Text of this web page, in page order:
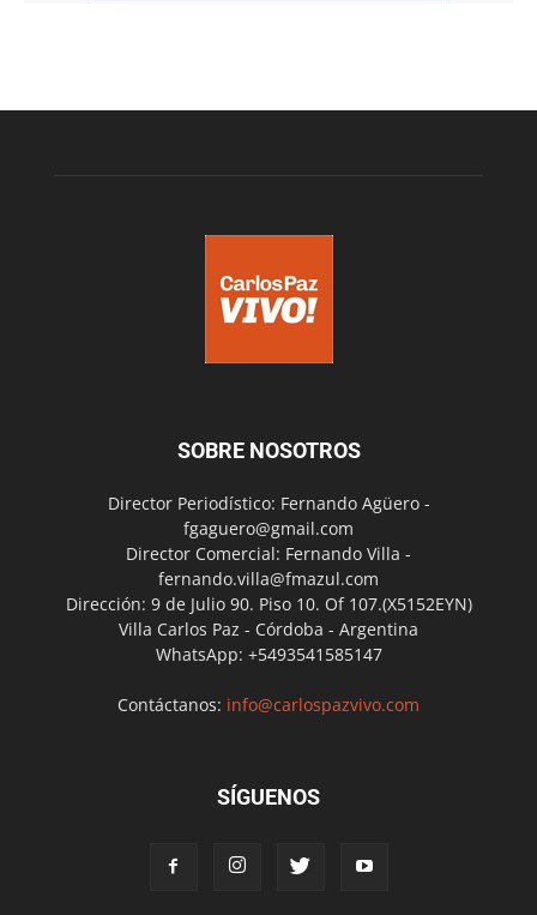
SOBRE NOSOTROS
Director Periodístico: Fernando Agüero -
fgaguero@gmail.com
Director Comercial: Fernando Villa -
fernando.villa@fmazul.com
Dirección: 9 de Julio 90. Piso 10. Of 107.(X5152EYN)
Villa Carlos Paz - Córdoba - Argentina
WhatsApp: +5493541585147
Contáctanos: info@carlospazvivo.com
SÍGUENOS